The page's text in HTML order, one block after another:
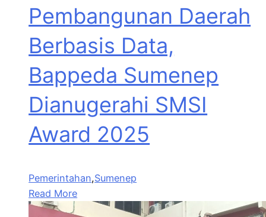
Pembangunan Daerah
Berbasis Data,
Bappeda Sumenep
Dianugerahi SMSI
Award 2025
Pemerintahan,Sumenep
Read More